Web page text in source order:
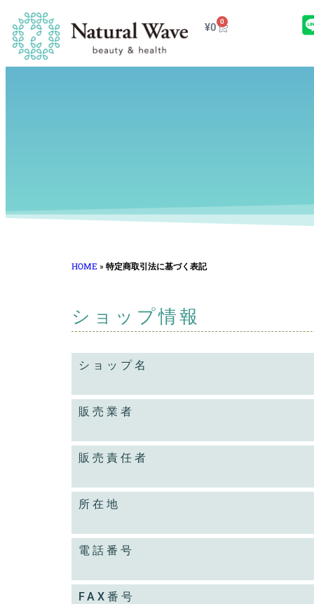
¥0 0
HOME » 特定商取引法に基づく表記
ショップ情報
ショップ名
販売業者
販売責任者
所在地
電話番号
FAX番号